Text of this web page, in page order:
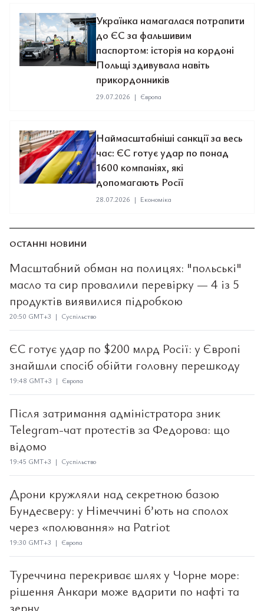
Українка намагалася потрапити
до ЄС за фальшивим
паспортом: історія на кордоні
Польщі здивувала навіть
прикордонників
29.07.2026 | Європа
Наймасштабніші санкції за весь
час: ЄС готує удар по понад
1600 компаніях, які
допомагають Росії
28.07.2026 | Економіка
ОСТАННІ НОВИНИ
Масштабний обман на полицях: "польські"
масло та сир провалили перевірку — 4 із 5
продуктів виявилися підробкою
20:50 GMT+3 | Суспільство
ЄС готує удар по $200 млрд Росії: у Європі
знайшли спосіб обійти головну перешкоду
19:48 GMT+3 | Європа
Після затримання адміністратора зник
Telegram-чат протестів за Федорова: що
відомо
19:45 GMT+3 | Суспільство
Дрони кружляли над секретною базою
Бундесверу: у Німеччині б’ють на сполох
через «полювання» на Patriot
19:30 GMT+3 | Європа
Туреччина перекриває шлях у Чорне море:
рішення Анкари може вдарити по нафті та
зерну